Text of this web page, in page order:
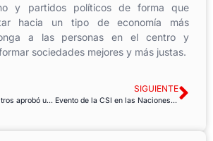
y partidos políticos de forma que
hacia un tipo de economía más
a las personas en el centro y
sociedades mejores y más justas.
El Consejo de Ministros aprobó un nuevo Real Decreto de Becas que beneficiará a 17.000 estudiantes más
SIGUIENTE
Evento de la CSI en las Naciones Unidas: centralidad del ODS 8 en la Agenda 2030